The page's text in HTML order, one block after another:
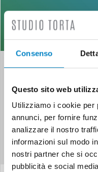
Consenso
Questo sito web
Utilizziamo i cookie per
annunci, per fornire
analizzare il nostro
informazioni sul modo
nostri partner che si
pubblicità e social
Nuove
Brevetti+:
È stato pubblicato il
Bando Brevetti+ per il